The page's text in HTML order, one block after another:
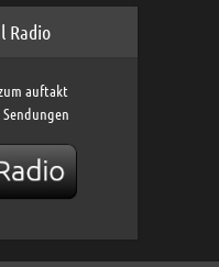
Radio
auftakt